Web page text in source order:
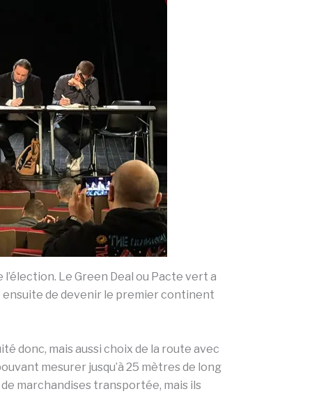
Le Green Deal ou Pacte vert a
ensuite de devenir le premier continent
donc, mais aussi choix de la route avec
mesurer jusqu’à 25 mètres de long
marchandises transportée, mais ils